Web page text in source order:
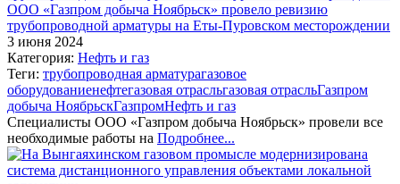
ООО «Газпром добыча Ноябрьск» провело ревизию
трубопроводной арматуры на Еты-Пуровском месторождении
3 июня 2024
Категория: Нефть и газ
Теги: трубопроводная арматурагазовое
оборудованиенефтегазовая отрасльгазовая отрасльГазпром
добыча НоябрьскГазпромНефть и газ
Специалисты ООО «Газпром добыча Ноябрьск» провели все
необходимые работы на Подробнее...